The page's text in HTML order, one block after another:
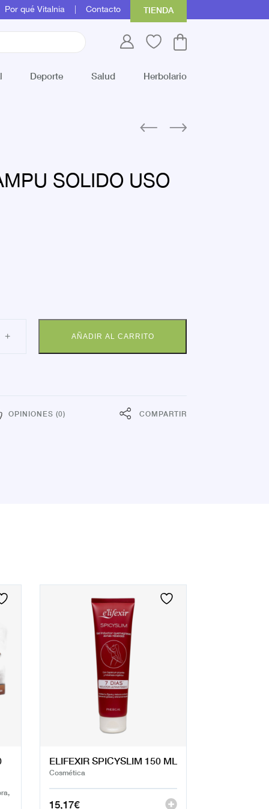
Por qué Vitalnia Contacto TIENDA
Deporte Salud Herbolario
SOLIDO USO
+ AÑADIR AL CARRITO
OPINIONES (0) COMPARTIR
ELIFEXIR SPICYSLIM 150 ML
Cosmética
15,17€